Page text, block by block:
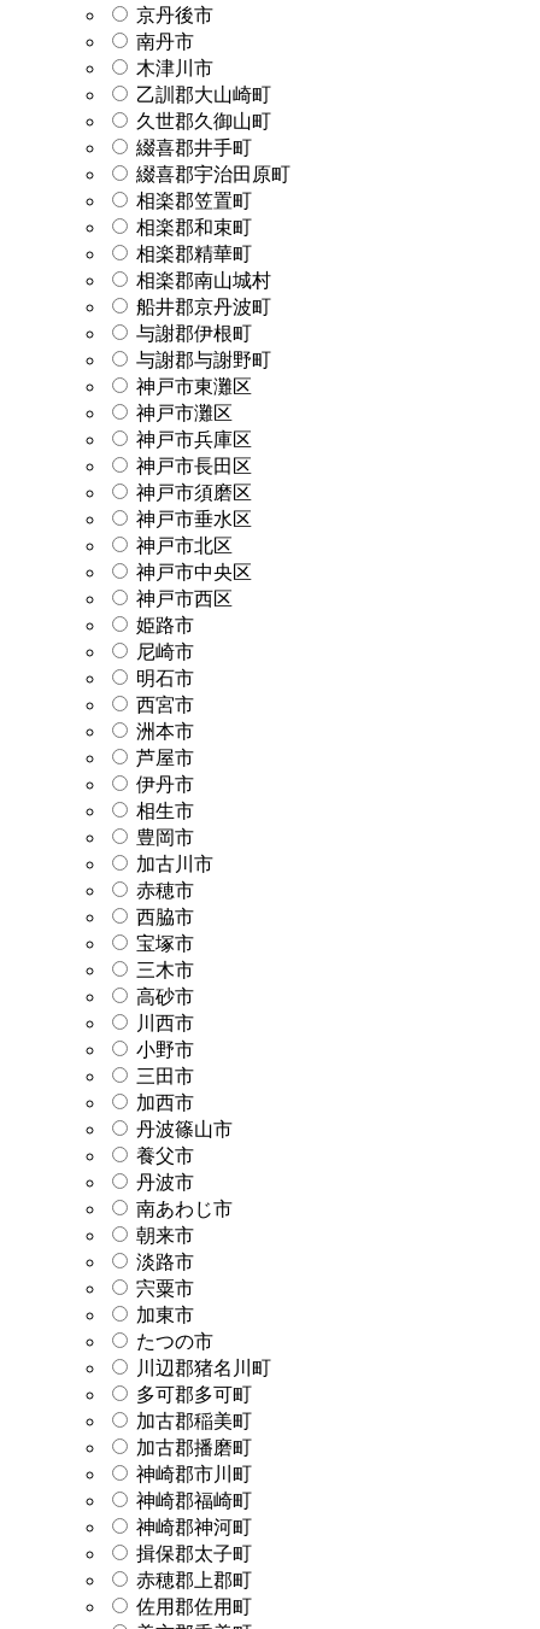
京丹後市
南丹市
木津川市
乙訓郡大山崎町
久世郡久御山町
綴喜郡井手町
綴喜郡宇治田原町
相楽郡笠置町
相楽郡和束町
相楽郡精華町
相楽郡南山城村
船井郡京丹波町
与謝郡伊根町
与謝郡与謝野町
神戸市東灘区
神戸市灘区
神戸市兵庫区
神戸市長田区
神戸市須磨区
神戸市垂水区
神戸市北区
神戸市中央区
神戸市西区
姫路市
尼崎市
明石市
西宮市
洲本市
芦屋市
伊丹市
相生市
豊岡市
加古川市
赤穂市
西脇市
宝塚市
三木市
高砂市
川西市
小野市
三田市
加西市
丹波篠山市
養父市
丹波市
南あわじ市
朝来市
淡路市
宍粟市
加東市
たつの市
川辺郡猪名川町
多可郡多可町
加古郡稲美町
加古郡播磨町
神崎郡市川町
神崎郡福崎町
神崎郡神河町
揖保郡太子町
赤穂郡上郡町
佐用郡佐用町